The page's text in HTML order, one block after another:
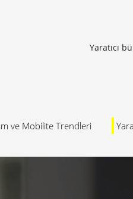
Yaratıcı
ve Mobilite Trendleri